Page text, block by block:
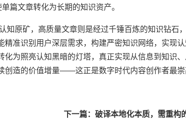
篇文章转化为长期的知识资产。
知原矿，高质量文章则是经过千锤百炼的知识钻石
准识别用户深层需求，构建严密知识网络，实现
为照亮认知黑暗的灯塔，真正实现从信息到知识
创造的价值增量——这正是数字时代内容创作者最崇
下一篇：破译本地化本质，需重构